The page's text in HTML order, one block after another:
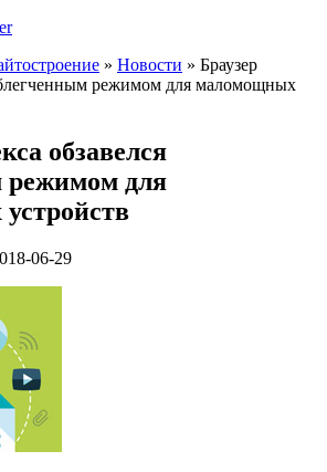
» Новости » Браузер
режимом для маломощных
обзавелся
режимом для
06-29